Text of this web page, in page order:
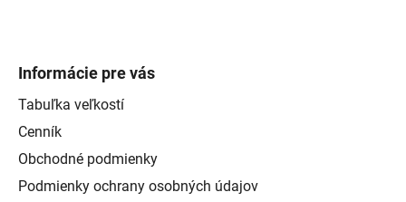
Informácie pre vás
Tabuľka veľkostí
Cenník
Obchodné podmienky
Podmienky ochrany osobných údajov